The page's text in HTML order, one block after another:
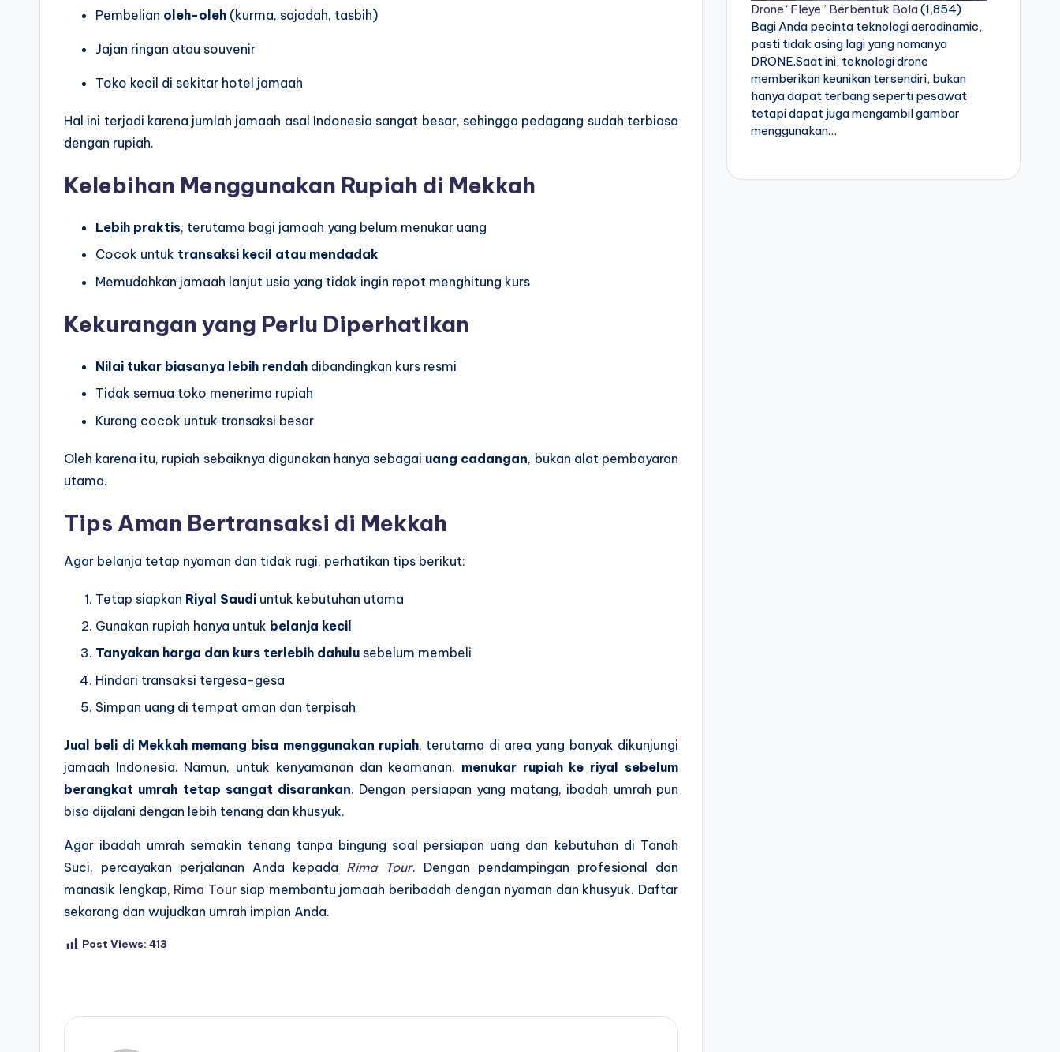
Pembelian oleh-oleh (kurma, sajadah, tasbih)
Jajan ringan atau souvenir
Toko kecil di sekitar hotel jamaah
Hal ini terjadi karena jumlah jamaah asal Indonesia sangat besar, sehingga pedagang sudah terbiasa
dengan rupiah.
Kelebihan Menggunakan Rupiah di Mekkah
Lebih praktis, terutama bagi jamaah yang belum menukar uang
Cocok untuk transaksi kecil atau mendadak
Memudahkan jamaah lanjut usia yang tidak ingin repot menghitung kurs
Kekurangan yang Perlu Diperhatikan
Nilai tukar biasanya lebih rendah dibandingkan kurs resmi
Tidak semua toko menerima rupiah
Kurang cocok untuk transaksi besar
Oleh karena itu, rupiah sebaiknya digunakan hanya sebagai uang cadangan, bukan alat pembayaran
utama.
Tips Aman Bertransaksi di Mekkah
Agar belanja tetap nyaman dan tidak rugi, perhatikan tips berikut:
Tetap siapkan Riyal Saudi untuk kebutuhan utama
Gunakan rupiah hanya untuk belanja kecil
Tanyakan harga dan kurs terlebih dahulu sebelum membeli
Hindari transaksi tergesa-gesa
Simpan uang di tempat aman dan terpisah
Jual beli di Mekkah memang bisa menggunakan rupiah, terutama di area yang banyak dikunjungi
jamaah Indonesia. Namun, untuk kenyamanan dan keamanan, menukar rupiah ke riyal sebelum
berangkat umrah tetap sangat disarankan. Dengan persiapan yang matang, ibadah umrah pun
bisa dijalani dengan lebih tenang dan khusyuk.
Agar ibadah umrah semakin tenang tanpa bingung soal persiapan uang dan kebutuhan di Tanah
Suci, percayakan perjalanan Anda kepada Rima Tour. Dengan pendampingan profesional dan
manasik lengkap, Rima Toursiap membantu jamaah beribadah dengan nyaman dan khusyuk. Daftar
sekarang dan wujudkan umrah impian Anda.
Post Views: 413
Drone “Fleye” Berbentuk Bola(1,854)
Bagi Anda pecinta teknologi aerodinamic,
pasti tidak asing lagi yang namanya
DRONE.Saat ini, teknologi drone
memberikan keunikan tersendiri, bukan
hanya dapat terbang seperti pesawat
tetapi dapat juga mengambil gambar
menggunakan…